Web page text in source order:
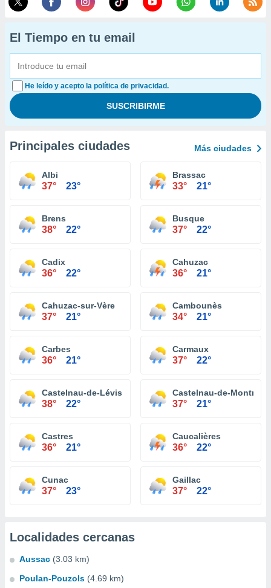
El Tiempo en tu email
He leído y acepto la política de privacidad.
Principales ciudades Más ciudades
Albi
37° 23°
Brassac
33° 21°
Brens
38° 22°
Busque
37° 22°
Cadix
36° 22°
Cahuzac
36° 21°
Cahuzac-sur-Vère
37° 21°
Cambounès
34° 21°
Carbes
36° 21°
Carmaux
37° 22°
Castelnau-de-Lévis
38° 22°
Castelnau-de-Montmiral
37° 21°
Castres
36° 21°
Caucalières
36° 22°
Cunac
37° 23°
Gaillac
37° 22°
Localidades cercanas
Aussac (3.03 km)
Poulan-Pouzols (4.69 km)